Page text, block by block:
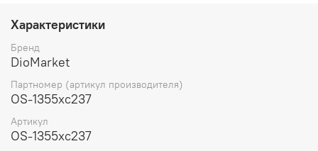
Характеристики
Бренд
DioMarket
Партномер (артикул производителя)
OS-1355xc237
Артикул
OS-1355xc237